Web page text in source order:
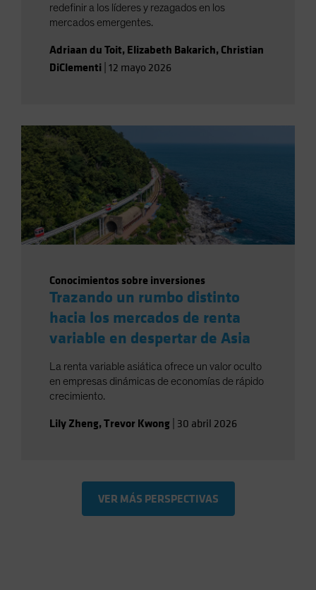
redefinir a los líderes y rezagados en los
mercados emergentes.
Adriaan du Toit, Elizabeth Bakarich, Christian
DiClementi 12 mayo 2026
Conocimientos sobre inversiones
Trazando un rumbo distinto
hacia los mercados de renta
variable en despertar de Asia
La renta variable asiática ofrece un valor oculto
en empresas dinámicas de economías de rápido
crecimiento.
Lily Zheng,Trevor Kwong 30 abril 2026
VER MÁS PERSPECTIVAS